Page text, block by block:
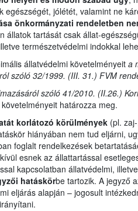
egészségét, jólétét, valamint ne
önkormányzati rendeletben
állatok tartását csak állat-
természetvédelmi indokkal
állatvédelmi követelményeit a
szóló 32/1999. (III. 31.) FVM
szóló 41/2010. (II.26.)
határozza meg.
korlátozó körülmények(pl.
hiányában nem tud eljárni,
foglalt rendelkezések
esnek az állattartással
kapcsolatban állatvédelmi,
hatáskörbe tartozik. A jegyző
eljárás alapján – jogosult